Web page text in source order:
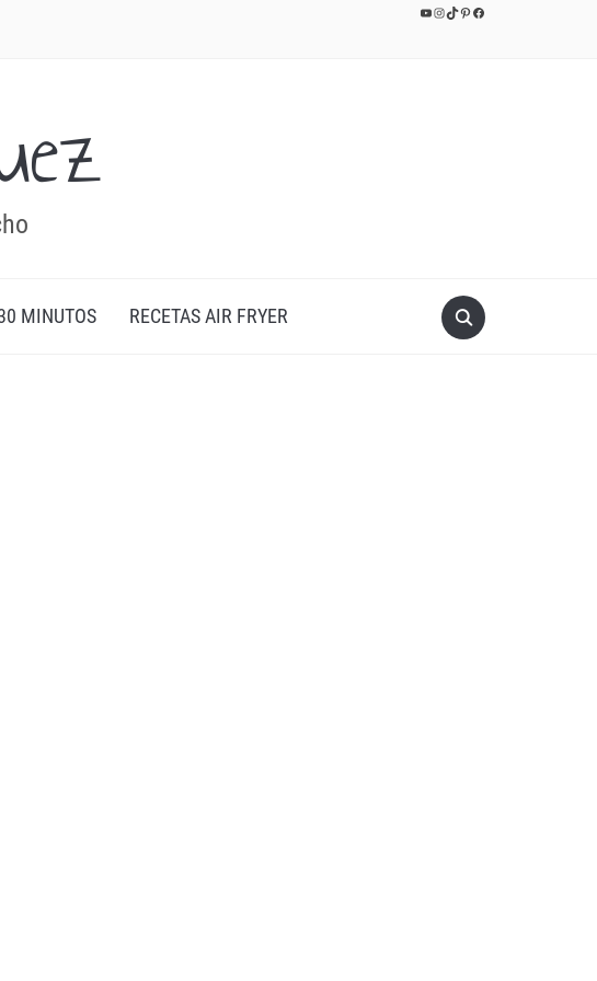
YouTube
Instagram
TikTok
Pinterest
Facebook
MINUTOS RECETAS AIR FRYER